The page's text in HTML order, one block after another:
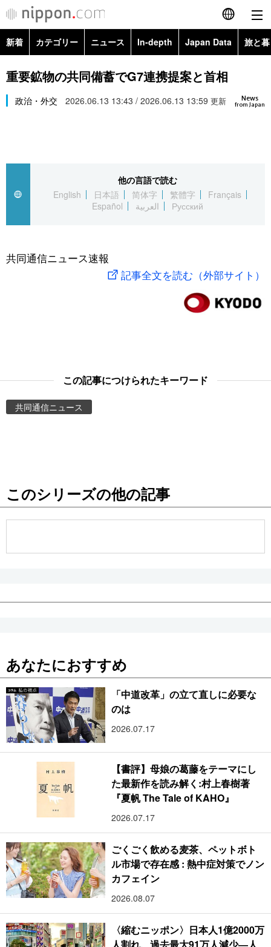
English
简体字
繁體字
العربية
社会
旅と暮らし
東京
新着 カテゴリー ニュース In-depth Japan Data 旅と
政治・外交
経済・ビジネス
社会
文化
科学・技術
暮らし
Topics
Images
お知らせ
重要鉱物の共同備蓄でG7連携提案と首相
News
from Japan
政治・外交 2026.06.13 13:43 / 2026.06.13 13:59 更新
他の言語で読む
English
日本語 简体字 繁體字
Français
Español
العربية Русский
共同通信ニュース速報
記事全文を読む（外部サイト）
この記事につけられたキーワード
共同通信ニュース
このシリーズの他の記事
あなたにおすすめ
「中道改革」の立て直しに必要な
のは
2026.07.17
【書評】母娘の葛藤をテーマにし
た最新作を読み解く:村上春樹著
『夏帆 The Tale of KAHO』
2026.07.17
ごくごく飲める麦茶、ペットボト
ル市場で存在感 : 熱中症対策でノン
カフェイン
2026.08.07
〈縮むニッポン〉日本人1億2000万